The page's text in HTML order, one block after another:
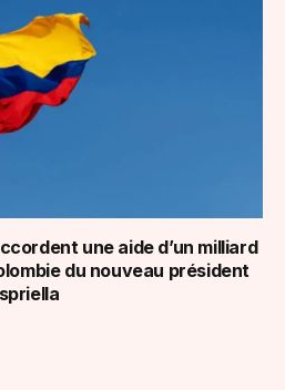
une aide d’un milliard
du nouveau président